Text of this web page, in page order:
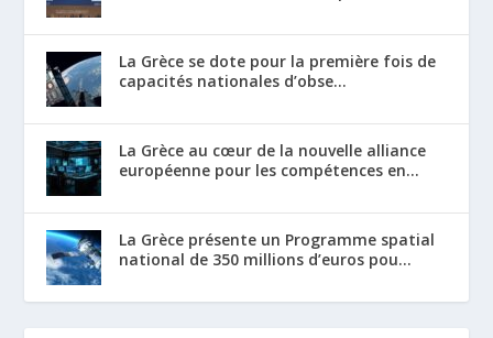
La Grèce se dote pour la première fois de
capacités nationales d’obse...
La Grèce au cœur de la nouvelle alliance
européenne pour les compétences en...
La Grèce présente un Programme spatial
national de 350 millions d’euros pou...